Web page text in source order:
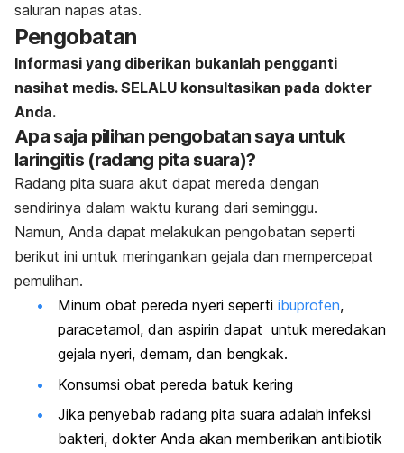
saluran napas atas.
Pengobatan
Informasi yang diberikan bukanlah pengganti
nasihat medis. SELALU konsultasikan pada dokter
Anda.
Apa saja pilihan pengobatan saya untuk
laringitis (radang pita suara)?
Radang pita suara akut dapat mereda dengan
sendirinya dalam waktu kurang dari seminggu.
Namun, Anda dapat melakukan pengobatan seperti
berikut ini untuk meringankan gejala dan mempercepat
pemulihan.
Minum obat pereda nyeri seperti ibuprofen,
paracetamol, dan aspirin dapat untuk meredakan
gejala nyeri, demam, dan bengkak.
Konsumsi obat pereda batuk kering
Jika penyebab radang pita suara adalah infeksi
bakteri, dokter Anda akan memberikan antibiotik